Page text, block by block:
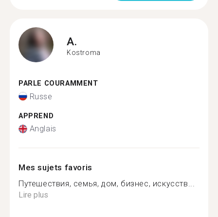
A.
Kostroma
PARLE COURAMMENT
Russe
APPREND
Anglais
Mes sujets favoris
Путешествия, семья, дом, бизнес, искусств...
Lire plus